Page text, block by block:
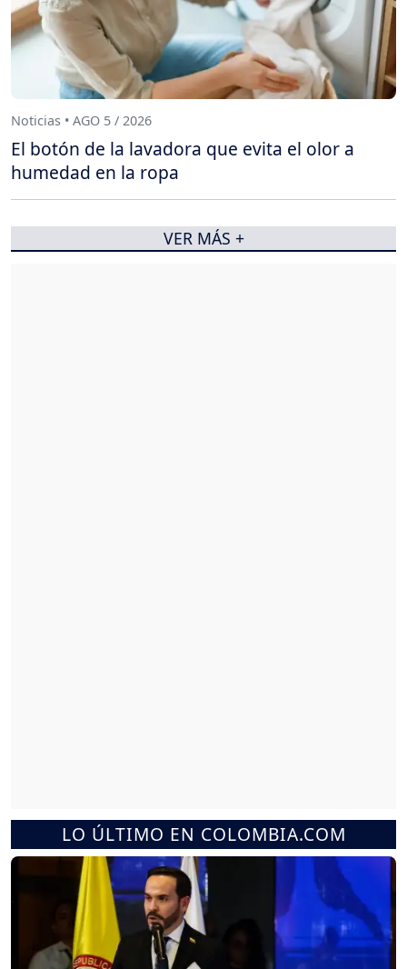
LO ÚLTIMO EN COLOMBIA.COM
Noticias • AGO 5 / 2026
El botón de la lavadora que evita el olor a
humedad en la ropa
VER MÁS +